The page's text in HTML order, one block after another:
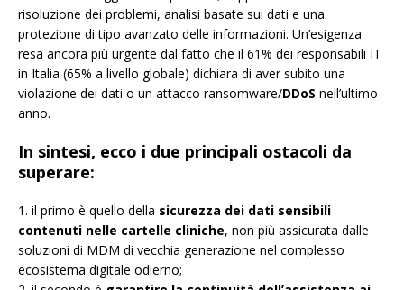
risoluzione dei problemi, analisi basate sui dati e una
protezione di tipo avanzato delle informazioni. Un’esigenza
resa ancora più urgente dal fatto che il 61% dei responsabili IT
in Italia (65% a livello globale) dichiara di aver subito una
violazione dei dati o un attacco ransomware/DDoS nell’ultimo
anno.
In sintesi, ecco i due principali ostacoli da
superare:
1. il primo è quello della sicurezza dei dati sensibili
contenuti nelle cartelle cliniche, non più assicurata dalle
soluzioni di MDM di vecchia generazione nel complesso
ecosistema digitale odierno;